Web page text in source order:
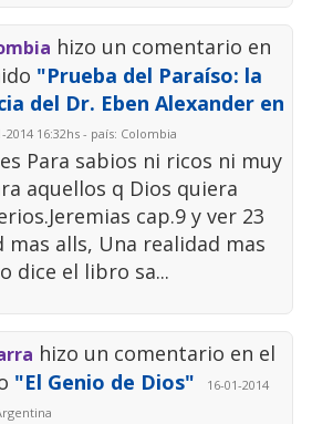
hizo un comentario en
"Prueba del Paraíso: la
del Dr. Eben Alexander en
2014 16:32hs - país: Colombia
Para sabios ni ricos ni muy
aquellos q Dios quiera
cap.9 y ver 23
mas alls, Una realidad mas
dice el libro sa...
hizo un comentario en el
"El Genio de Dios"
16-01-2014